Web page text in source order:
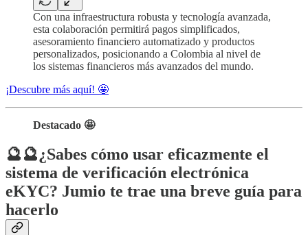
Con una infraestructura robusta y tecnología avanzada,
esta colaboración permitirá pagos simplificados,
asesoramiento financiero automatizado y productos
personalizados, posicionando a Colombia al nivel de
los sistemas financieros más avanzados del mundo.
¡Descubre más aquí! 🤩
Destacado 🤩
🔮🔮¿Sabes cómo usar eficazmente el
sistema de verificación electrónica
eKYC? Jumio te trae una breve guía para
hacerlo